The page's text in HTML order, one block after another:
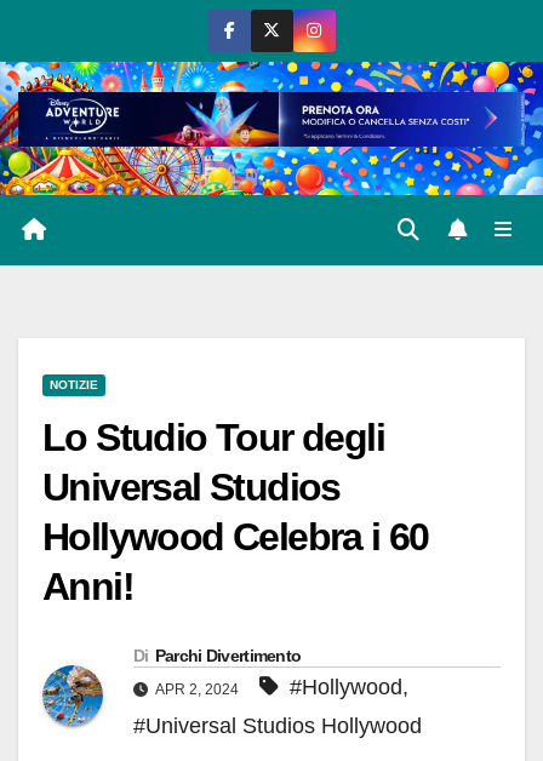
al
contenuto
NOTIZIE
Lo Studio Tour degli
Universal Studios
Hollywood Celebra i 60
Anni!
Di Parchi Divertimento
APR 2, 2024 #Hollywood,
#Universal Studios Hollywood